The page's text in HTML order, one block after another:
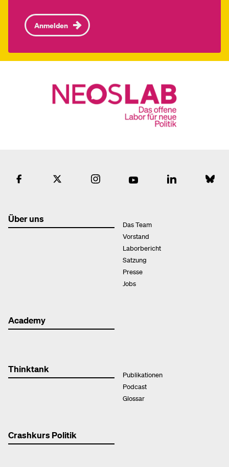
Anmelden
Über uns
Das Team
Vorstand
Laborbericht
Satzung
Presse
Jobs
Academy
Thinktank
Publikationen
Podcast
Glossar
Crashkurs Politik